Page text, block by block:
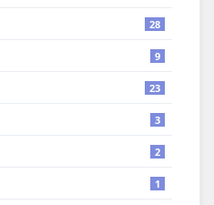
28
9
23
3
2
1